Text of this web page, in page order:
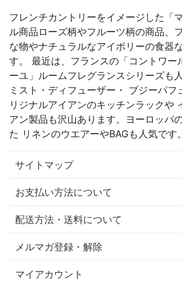
フレンチカントリーをイメージした「
ル商品ローズ柄やフルーツ柄の商品、
な物やナチュラルなアイボリーの食器
す。 最近は、フランスの「コントワー
ーユ」ルームフレグランスシリーズも
ミスト・ディフューザー・ ブジーパ
リジナルアイアンのキッチンラックや
アン製品も沢山あります。ヨーロッパ
た リネンのウエアーやBAGも人気です。
サイトマップ
お支払い方法について
配送方法・送料について
メルマガ登録・解除
マイアカウント